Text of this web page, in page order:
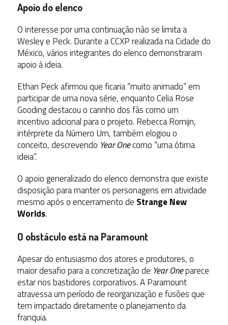
Apoio do elenco
O interesse por uma continuação não se limita a
Wesley e Peck. Durante a CCXP realizada na Cidade do
México, vários integrantes do elenco demonstraram
apoio à ideia.
Ethan Peck afirmou que ficaria “muito animado” em
participar de uma nova série, enquanto Celia Rose
Gooding destacou o carinho dos fãs como um
incentivo adicional para o projeto. Rebecca Romijn,
intérprete da Número Um, também elogiou o
conceito, descrevendo Year Onecomo “uma ótima
ideia”.
O apoio generalizado do elenco demonstra que existe
disposição para manter os personagens em atividade
mesmo após o encerramento de Strange New
Worlds.
O obstáculo está na Paramount
Apesar do entusiasmo dos atores e produtores, o
maior desafio para a concretização de Year Oneparece
estar nos bastidores corporativos. A Paramount
atravessa um período de reorganização e fusões que
tem impactado diretamente o planejamento da
franquia.